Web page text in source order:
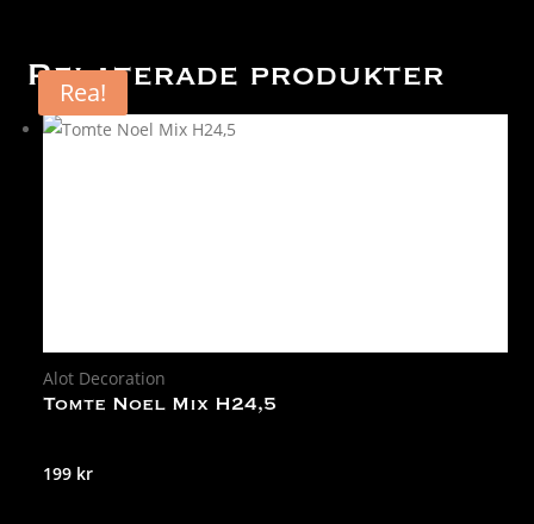
Relaterade produkter
Alot Decoration
Tomte Noel Mix H24,5
199 kr
Rea!